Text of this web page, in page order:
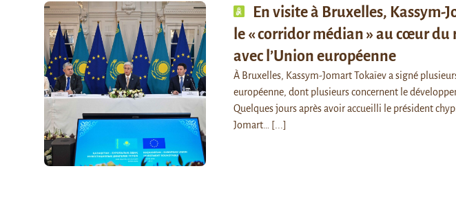
En visite à Bruxelles, Kassym-
le « corridor médian » au cœur
avec l’Union européenne
À Bruxelles, Kassym-Jomart Tokaïev a signé
européenne, dont plusieurs concernent le
Quelques jours après avoir accueilli le président
Jomart…
[...]